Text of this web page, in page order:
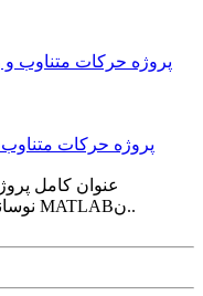
پروژه حرکات
عنوان کامل
نوسانگرهاي برخوردي با استفاده از نرم افزار MATLABن..